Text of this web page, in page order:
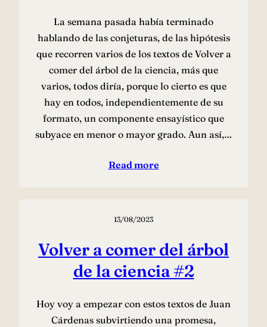
La semana pasada había terminado
hablando de las conjeturas, de las hipótesis
que recorren varios de los textos de Volver a
comer del árbol de la ciencia, más que
varios, todos diría, porque lo cierto es que
hay en todos, independientemente de su
formato, un componente ensayístico que
subyace en menor o mayor grado. Aun así,…
Read more
13/08/2023
Volver a comer del árbol
de la ciencia #2
Hoy voy a empezar con estos textos de Juan
Cárdenas subvirtiendo una promesa,